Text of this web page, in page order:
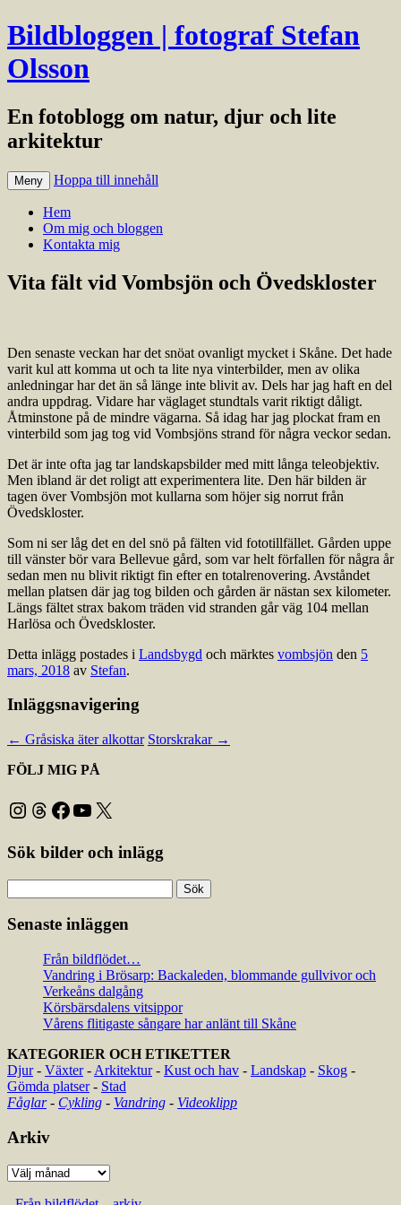
Bildbloggen | fotograf Stefan
Olsson
En fotoblogg om natur, djur och lite
arkitektur
Meny Hoppa till innehåll
Hem
Om mig och bloggen
Kontakta mig
Vita fält vid Vombsjön och Övedskloster
Den senaste veckan har det snöat ovanligt mycket i Skåne. Det hade
varit kul att komma ut och ta lite nya vinterbilder, men av olika
anledningar har det än så länge inte blivit av. Dels har jag haft en del
andra uppdrag. Vidare har väglaget stundtals varit riktigt dåligt.
Åtminstone på de mindre vägarna. Så idag har jag plockat fram en
vinterbild som jag tog vid Vombsjöns strand för några veckor sedan.
Det är inte ofta jag tar landskapsbilder med mitt långa teleobjektiv.
Men ibland är det roligt att experimentera lite. Den här bilden är
tagen över Vombsjön mot kullarna som höjer sig norrut från
Övedskloster.
Som ni ser låg det en del snö på fälten vid fototillfället. Gården uppe
till vänster bör vara Bellevue gård, som var helt förfallen för några år
sedan men nu blivit riktigt fin efter en totalrenovering. Avståndet
mellan platsen där jag tog bilden och gården är nästan sex kilometer.
Längs fältet strax bakom träden vid stranden går väg 104 mellan
Harlösa och Övedskloster.
Detta inlägg postades i Landsbygd och märktes vombsjön den 5
mars, 2018 av Stefan.
Inläggsnavigering
← Gråsiska äter alkottar Storskrakar →
FÖLJ MIG PÅ
Instagram
Threads
Facebook
YouTube
X
Sök bilder och inlägg
efter:
Senaste inläggen
Från bildflödet…
Vandring i Brösarp: Backaleden, blommande gullvivor och
Verkeåns dalgång
Körsbärsdalens vitsippor
Vårens flitigaste sångare har anlänt till Skåne
KATEGORIER OCH ETIKETTER
Djur- Växter- Arkitektur- Kust och hav - Landskap - Skog -
Gömda platser- Stad
Fåglar- Cykling - Vandring - Videoklipp
Arkiv
Arkiv